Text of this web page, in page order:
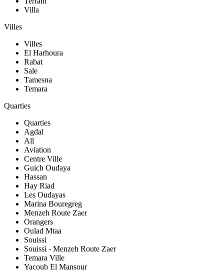
Villa
Villes
Villes
El Harhoura
Rabat
Sale
Tamesna
Temara
Quarties
Quarties
Agdal
All
Aviation
Centre Ville
Guich Oudaya
Hassan
Hay Riad
Les Oudayas
Marina Bouregreg
Menzeh Route Zaer
Orangers
Oulad Mtaa
Souissi
Souissi - Menzeh Route Zaer
Temara Ville
Yacoub El Mansour